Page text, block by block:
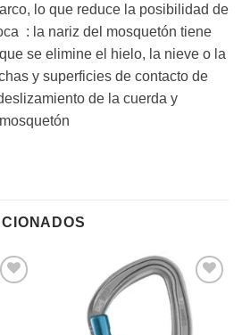
lo que reduce la posibilidad de
: la nariz del mosquetón tiene
se elimine el hielo, la nieve o la
y superficies de contacto de
de la cuerda y
Añadir
lista de